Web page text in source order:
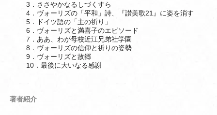
3．ささやかなるしづくすら
4．ヴォーリズの「平和」詩、『讃美歌21』に姿を消す
5．ドイツ語の「主の祈り」
6．ヴォーリズと満喜子のエピソード
7．ああ、わが母校近江兄弟社学園
8．ヴォーリズの信仰と祈りの姿勢
9．ヴォーリズと故郷
10．最後に大いなる感謝
著者紹介